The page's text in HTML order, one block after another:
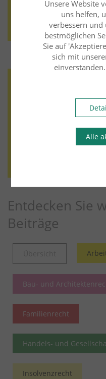
Mehr aus
Rechtsanwältin
Schadenersatz
Entdecken Sie
Beiträge
Bau- und
Familienrecht
Handels- und
Insolvenzrecht
Unsere Website
uns helfen,
verbessern und
bestmöglichen
Sie auf
sich mit
einverstanden.
Alle